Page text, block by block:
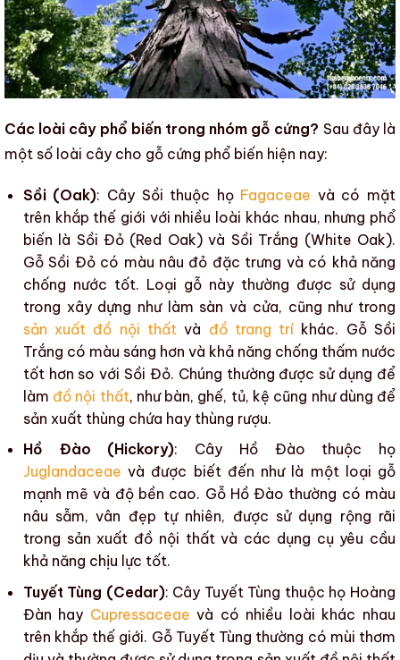
Các loài cây phổ biến trong nhóm gỗ cứng? Sau đây là
một số loài cây cho gỗ cứng phổ biến hiện nay:
Sồi (Oak): Cây Sồi thuộc họ Fagaceae và có mặt
trên khắp thế giới với nhiều loài khác nhau, nhưng phổ
biến là Sồi Đỏ (Red Oak)và Sồi Trắng (White Oak).
Gỗ Sồi Đỏ có màu nâu đỏ đặc trưng và có khả năng
chống nước tốt. Loại gỗ này thường được sử dụng
trong xây dựng như làm sàn và cửa, cũng như trong
sản xuất đồ nội thấtvà đồ trang trí khác. Gỗ Sồi
Trắng có màu sáng hơn và khả năng chống thấm nước
tốthơn so với Sồi Đỏ. Chúng thường được sử dụng để
làm đồ nội thất, như bàn, ghế, tủ, kệ cũng như dùng để
sản xuất thùng chứa hay thùng rượu.
Hồ Đào (Hickory): Cây Hồ Đào thuộc họ
Juglandaceae và được biết đến như là một loại gỗ
mạnh mẽ và độ bền cao. Gỗ Hồ Đào thường có màu
nâu sẫm, vân đẹp tự nhiên, được sử dụng rộng rãi
trong sản xuất đồ nội thấtvà các dụng cụ yêu cầu
khả năng chịu lực tốt.
Tuyết Tùng (Cedar): Cây Tuyết Tùng thuộc họ Hoàng
Đàn hay Cupressaceae và có nhiều loài khác nhau
trên khắp thế giới. Gỗ Tuyết Tùng thường có mùi thơm